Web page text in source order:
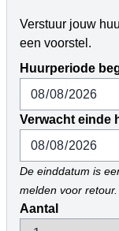
Verstuur jouw
een voorstel.
Huurperiode
Verwacht einde
De einddatum is
melden voor retour.
Aantal